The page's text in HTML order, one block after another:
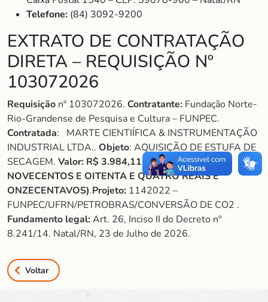
Telefone: (84) 3092-9200
EXTRATO DE CONTRATAÇÃO
DIRETA – REQUISIÇÃO Nº
103072026
Requisição nº 103072026. Contratante: Fundação Norte-
Rio-Grandense de Pesquisa e Cultura – FUNPEC.
Contratada: MARTE CIENTIÍFICA & INSTRUMENTAÇÃO
INDUSTRIAL LTDA.. Objeto: AQUISIÇÃO DE ESTUFA DE
SECAGEM. Valor: R$ 3.984,11 (TRÊS MIL E
NOVECENTOS E OITENTA E QUATRO REAIS E
ONZECENTAVOS).Projeto: 1142022 –
FUNPEC/UFRN/PETROBRAS/CONVERSÃO DE CO2 .
Fundamento legal:Art. 26, Inciso II do Decreto nº
8.241/14. Natal/RN, 23 de Julho de 2026.
Voltar